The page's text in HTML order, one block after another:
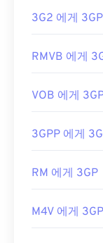
3G2 에게 3GP
RMVB 에게
VOB 에게
3GPP 에게
RM 에게 3GP
M4V 에게 3GP